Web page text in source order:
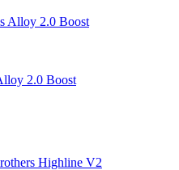
2.0 Boost